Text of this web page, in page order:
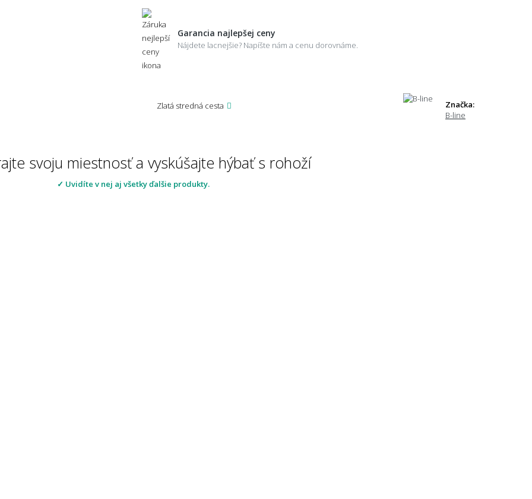
Garancia najlepšej ceny
Nájdete lacnejšie? Napíšte nám a cenu dorovnáme.
Zlatá stredná cesta
Značka:
B-line
svoju miestnosť a vyskúšajte hýbať s rohoží
✓ Uvidíte v nej aj všetky ďalšie produkty.